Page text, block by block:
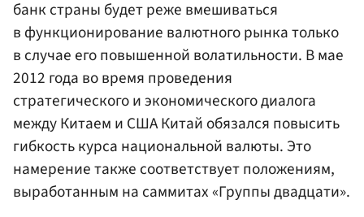
банк страны будет реже вмешиваться
в функционирование валютного рынка только
в случае его повышенной волатильности. В мае
2012 года во время проведения
стратегического и экономического диалога
между Китаем и США Китай обязался повысить
гибкость курса национальной валюты. Это
намерение также соответствует положениям,
выработанным на саммитах «Группы двадцати».